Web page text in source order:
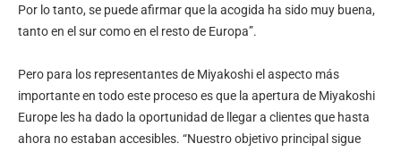
Por lo tanto, se puede afirmar que la acogida ha sido muy buena,
tanto en el sur como en el resto de Europa”.
Pero para los representantes de Miyakoshi el aspecto más
importante en todo este proceso es que la apertura de Miyakoshi
Europe les ha dado la oportunidad de llegar a clientes que hasta
ahora no estaban accesibles. “Nuestro objetivo principal sigue